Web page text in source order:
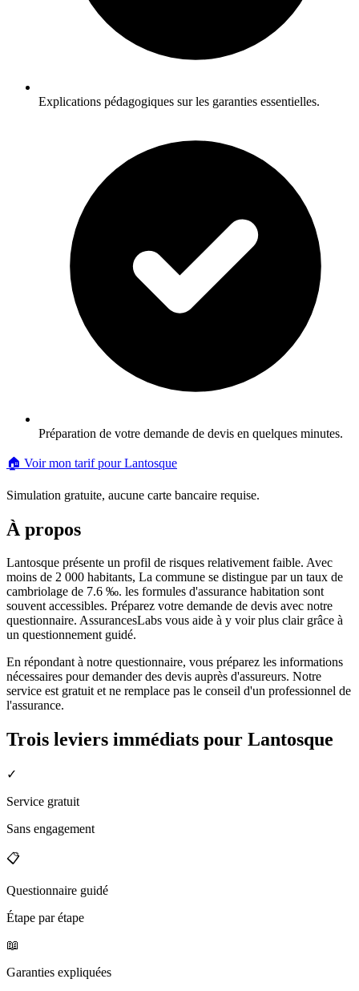
Explications pédagogiques sur les garanties essentielles.
Préparation de votre demande de devis en quelques minutes.
🏠 Voir mon tarif pourLantosque
Simulation gratuite, aucune carte bancaire requise.
À propos
Lantosque présente un profil de risques relativement faible. Avec
moins de 2 000 habitants, La commune se distingue par un taux de
cambriolage de 7.6 ‰. les formules d'assurance habitation sont
souvent accessibles. Préparez votre demande de devis avec notre
questionnaire. AssurancesLabs vous aide à y voir plus clair grâce à
un questionnement guidé.
En répondant à notre questionnaire, vous préparez les informations
nécessaires pour demander des devis auprès d'assureurs. Notre
service est gratuit et ne remplace pas le conseil d'un professionnel de
l'assurance.
Trois leviers immédiats pour Lantosque
✓
Service gratuit
Sans engagement
📋
Questionnaire guidé
Étape par étape
📖
Garanties expliquées